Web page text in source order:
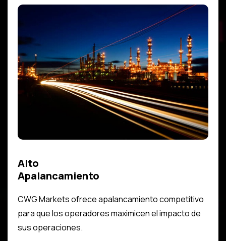
Alto
Apalancamiento
CWG Markets ofrece apalancamiento competitivo
para que los operadores maximicen el impacto de
sus operaciones.